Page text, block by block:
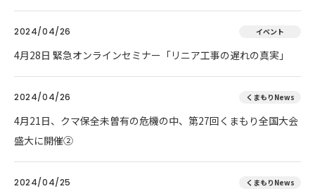
2024/04/26 イベント
4月28日 緊急オンラインセミナー「リニア工事の遅れの真実」
2024/04/26 くまもりNews
4月21日、クマ保全未曽有の危機の中、第27回くまもり全国大会
盛大に開催②
2024/04/25 くまもりNews